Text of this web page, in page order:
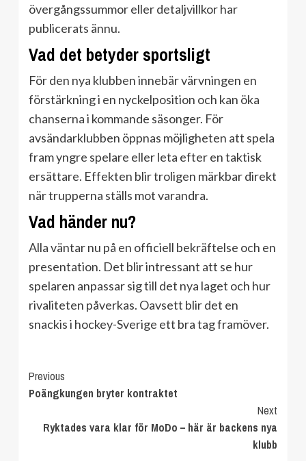
övergångssummor eller detaljvillkor har
publicerats ännu.
Vad det betyder sportsligt
För den nya klubben innebär värvningen en
förstärkning i en nyckelposition och kan öka
chanserna i kommande säsonger. För
avsändarklubben öppnas möjligheten att spela
fram yngre spelare eller leta efter en taktisk
ersättare. Effekten blir troligen märkbar direkt
när trupperna ställs mot varandra.
Vad händer nu?
Alla väntar nu på en officiell bekräftelse och en
presentation. Det blir intressant att se hur
spelaren anpassar sig till det nya laget och hur
rivaliteten påverkas. Oavsett blir det en
snackis i hockey-Sverige ett bra tag framöver.
Continue
Reading
Previous
Poängkungen bryter kontraktet
Next
Ryktades vara klar för MoDo – här är backens nya
klubb